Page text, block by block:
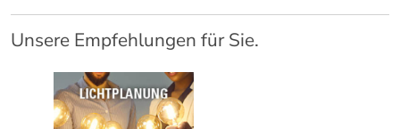
Unsere Empfehlungen für Sie.